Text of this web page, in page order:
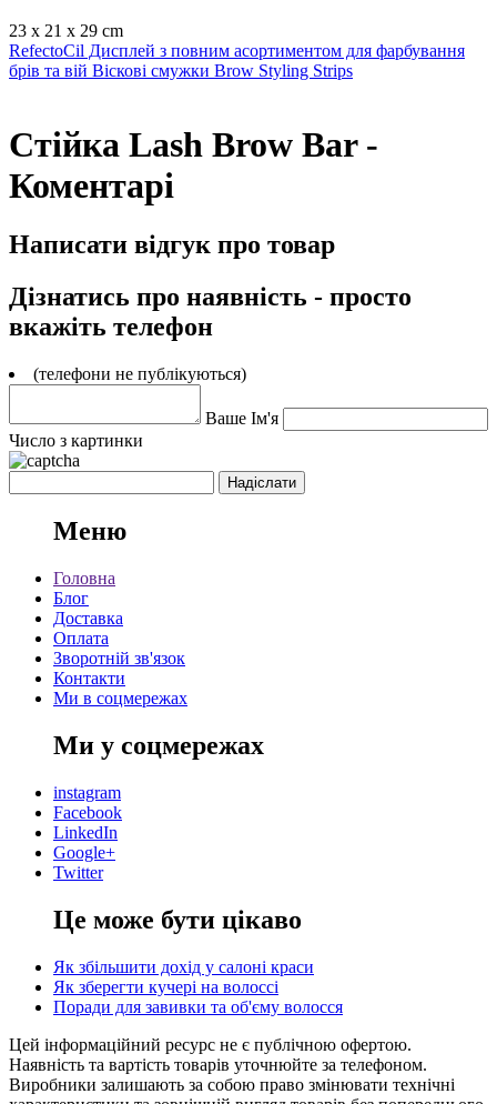
23 x 21 x 29 cm
RefectoCil Дисплей з повним асортиментом для фарбування
брів та вій Віскові смужки Brow Styling Strips
Стійка Lash Brow Bar -
Коментарі
Написати відгук про товар
Дізнатись про наявність - просто
вкажіть телефон
(телефони не публікуються)
Ваше Ім'я
Число з картинки
Меню
Головна
Блог
Доставка
Оплата
Зворотній зв'язок
Контакти
Ми в соцмережах
Ми у соцмережах
instagram
Facebook
LinkedIn
Google+
Twitter
Це може бути цікаво
Як збільшити дохід у салоні краси
Як зберегти кучері на волоссі
Поради для завивки та об'єму волосся
Цей інформаційний ресурс не є публічною офертою.
Наявність та вартість товарів уточнюйте за телефоном.
Виробники залишають за собою право змінювати технічні